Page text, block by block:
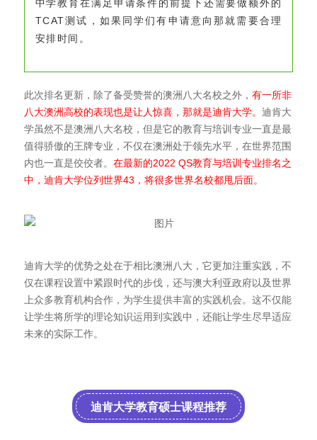
中学教育在满足申请条件的前提下还需要做额外的
TCAT测试，如果同学们有申请意向那就需要合理
安排时间。
此次排名更新，除了备受赞誉的澳洲八大名校之外， 有一所非
八大澳洲高校的表现也是让人惊喜，那就是迪肯大学。 迪肯大
学虽然不是澳洲八大名校，但是它的教育与培训专业一直是最
值得骄傲的王牌专业，不仅在澳洲处于领先水平，在世界范围
内也一直是佼佼者。 在最新的2022 QS教育与培训专业排名之
中，迪肯大学位列世界43，将很多世界名校都甩后面。
迪肯大学的优势之处在于相比澳洲八大，它更加注重实践，不
仅在课程设置中紧跟时代的步伐，还与澳大利亚政府以及世界
上众多教育机构合作，为学生提供丰富的实践机会。这不仅能
让学生将所学的理论知识运用到实践中，还能让学生尽早适应
未来的实际工作。
迪肯大学教育硕士课程推荐